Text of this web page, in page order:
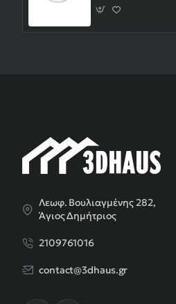
Λεωφ. Βουλιαγμένης 282,
Άγιος Δημήτριος
2109761016
contact@3dhaus.gr